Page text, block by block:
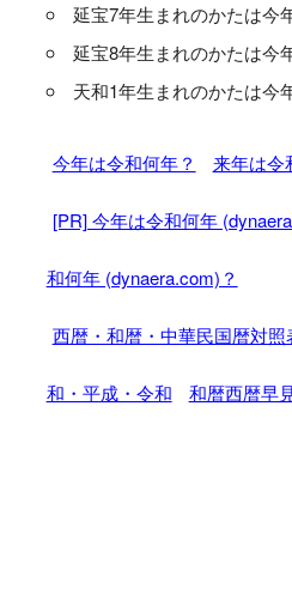
延宝7年生まれのかたは今
延宝8年生まれのかたは今
天和1年生まれのかたは今
今年は令和何年？ 来年は令
[PR] 今年は令和何年
和何年 (dynaera.com)？
西暦・和暦・中華民国暦対照
和・平成・令和 和暦西暦早